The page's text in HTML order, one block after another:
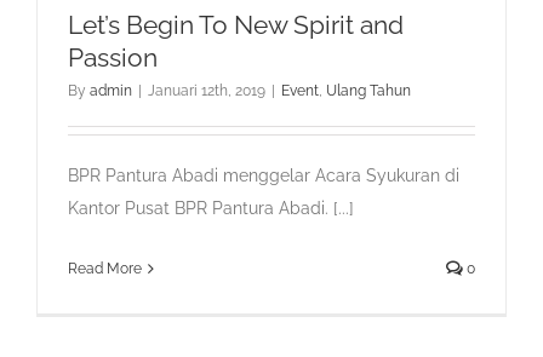
Let’s Begin To New Spirit and
Passion
By admin | Januari 12th, 2019 | Event Ulang Tahun
BPR Pantura Abadi menggelar Acara Syukuran di
Kantor Pusat BPR Pantura Abadi. [...]
Read More 0